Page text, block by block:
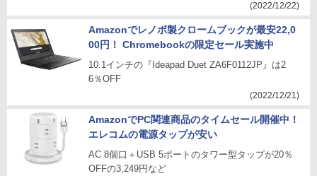
(2022/12/22)
Amazonでレノボ製クロームブックが最安22,0
00円！ Chromebookの限定セール実施中
10.1インチの『Ideapad Duet ZA6F0112JP』は2
6％OFF
(2022/12/21)
AmazonでPC関連商品のタイムセール開催中！
エレコムの電源タップが安い
AC 8個口＋USB 5ポートのタワー型タップが20％
OFFの3,249円など